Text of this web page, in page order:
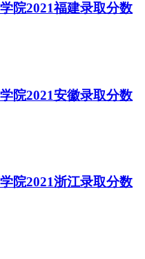
院2021福建录取分数
院2021安徽录取分数
院2021浙江录取分数